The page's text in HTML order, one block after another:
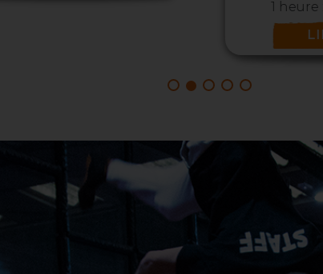
heure : 13 €♾️ Illimité tou...